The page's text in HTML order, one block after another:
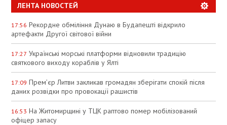
ЛЕНТА НОВОСТЕЙ
17:56 Рекордне обміління Дунаю в Будапешті відкрило
артефакти Другої світової війни
17:27 Українські морські платформи відновили традицію
святкового виходу кораблів у Ялті
17:09 Прем’єр Литви закликав громадян зберігати спокій після
даних розвідки про провокації рашистів
16:53 На Житомирщині у ТЦК раптово помер мобілізований
офіцер запасу